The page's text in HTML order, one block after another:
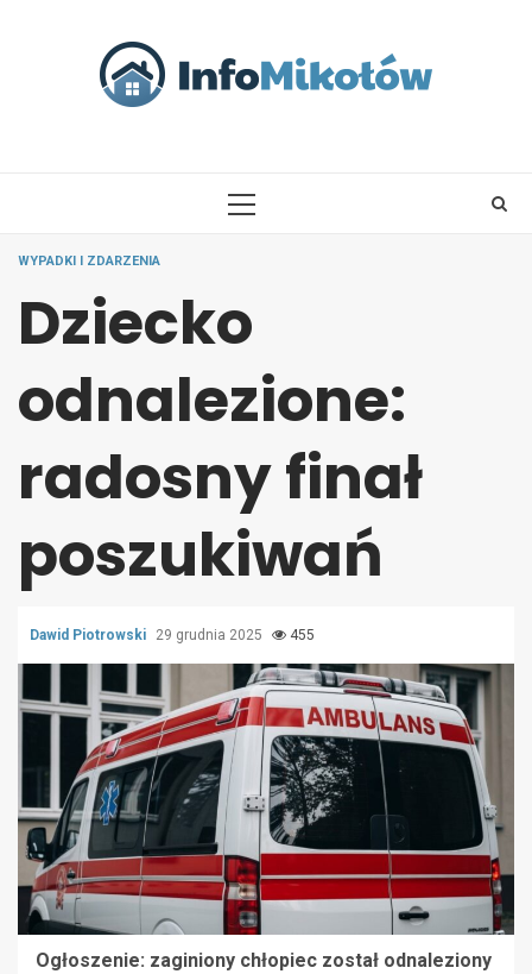
PRIMARY
WYPADKI I ZDARZENIA
Dziecko
odnalezione:
radosny finał
poszukiwań
Dawid Piotrowski 29 grudnia 2025 455
Ogłoszenie: zaginiony chłopiec został odnaleziony